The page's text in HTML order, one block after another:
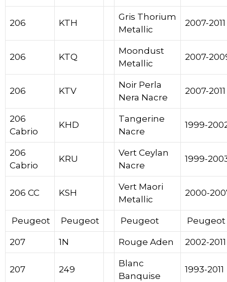
206 KTH
Gris Thorium
Metallic
2007-2011
206 KTQ
Moondust
Metallic
2007-
206 KTV
Noir Perla
Nera Nacre
2007-2011
206
Cabrio
KHD
Tangerine
Nacre
1999-
206
Cabrio
KRU
Vert Ceylan
Nacre
1999-
206 CC KSH
Vert Maori
Metallic
2000-
Peugeot Peugeot Peugeot Peugeot
207 1N Rouge Aden 2002-2011
207 249
Blanc
Banquise
1993-2011